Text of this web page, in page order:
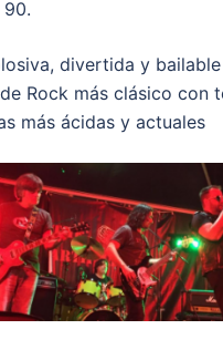
divertida y
Rock más clásico con
más ácidas y actuales